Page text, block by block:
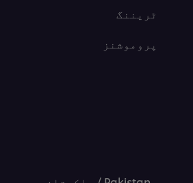
ٹریننگ
پروموشنز